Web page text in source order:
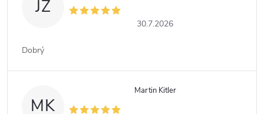
JZ
30.7.2026
Dobrý
MK
Martin Kitler